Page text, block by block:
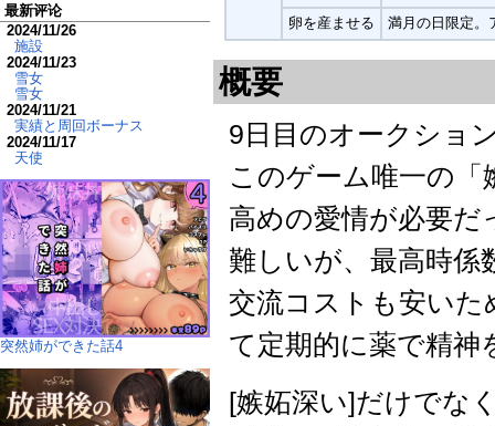
卵を産ませる
満月の日限定。
概要
9日目のオークショ
このゲーム唯一の「
高めの愛情が必要
難しいが、最高時係
交流コストも安い
て定期的に薬で精
[嫉妬深い]だけでな
最新评论
2024/11/26
施設
2024/11/23
雪女
雪女
2024/11/21
実績と周回ボーナス
2024/11/17
天使
突然姉ができた話4